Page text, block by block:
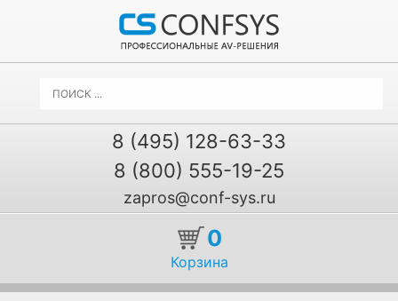
8 (495) 128-63-33
8 (800) 555-19-25
zapros@conf-sys.ru
0
Корзина